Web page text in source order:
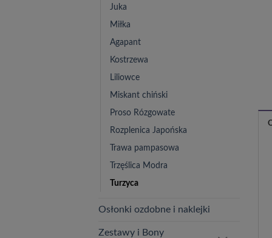
Juka
Miłka
Agapant
Kostrzewa
Liliowce
Miskant chiński
Proso Rózgowate
Rozplenica Japońska
Trawa pampasowa
Trzęślica Modra
Turzyca
Osłonki ozdobne i naklejki
Zestawy i Bony